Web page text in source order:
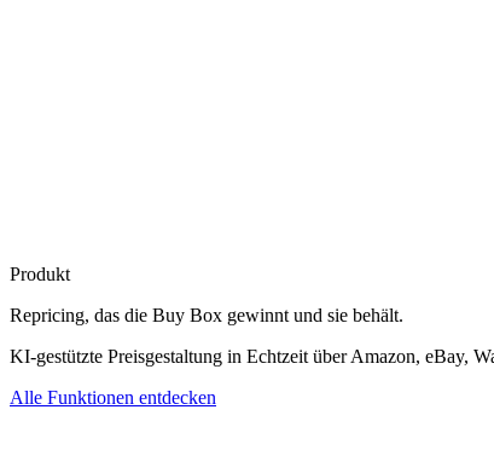
Produkt
Repricing, das die Buy Box gewinnt und sie behält.
KI-gestützte Preisgestaltung in Echtzeit über Amazon, eBay,
Alle Funktionen entdecken